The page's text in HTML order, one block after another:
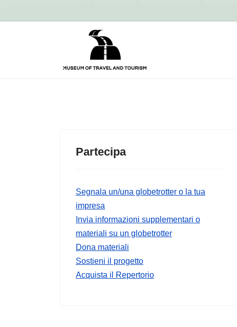
Partecipa
Segnala un/una globetrotter o la tua
impresa
Invia informazioni supplementari o
materiali su un globetrotter
Dona materiali
Sostieni il progetto
Acquista il Repertorio